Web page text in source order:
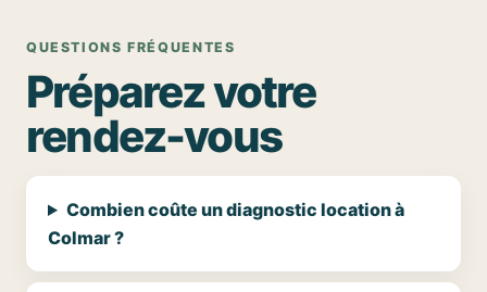
QUESTIONS FRÉQUENTES
Préparez votre
rendez-vous
Combien coûte un diagnostic location à
Colmar ?